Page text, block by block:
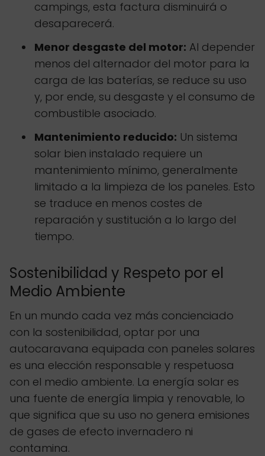
campings, esta factura disminuirá o
desaparecerá.
Menor desgaste del motor: Al depender
menos del alternador del motor para la
carga de las baterías, se reduce su uso
y, por ende, su desgaste y el consumo de
combustible asociado.
Mantenimiento reducido: Un sistema
solar bien instalado requiere un
mantenimiento mínimo, generalmente
limitado a la limpieza de los paneles. Esto
se traduce en menos costes de
reparación y sustitución a lo largo del
tiempo.
Sostenibilidad y Respeto por el
Medio Ambiente
En un mundo cada vez más concienciado
con la sostenibilidad, optar por una
autocaravana equipada con paneles solares
es una elección responsable y respetuosa
con el medio ambiente. La energía solar es
una fuente de energía limpia y renovable, lo
que significa que su uso no genera emisiones
de gases de efecto invernadero ni
contamina.